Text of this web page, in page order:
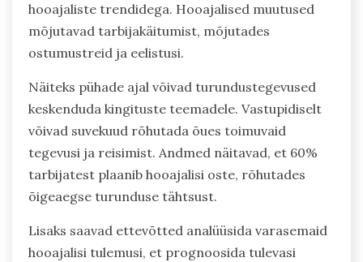
hooajaliste trendidega. Hooajalised muutused
mõjutavad tarbijakäitumist, mõjutades
ostumustreid ja eelistusi.
Näiteks pühade ajal võivad turundustegevused
keskenduda kingituste teemadele. Vastupidiselt
võivad suvekuud rõhutada õues toimuvaid
tegevusi ja reisimist. Andmed näitavad, et 60%
tarbijatest plaanib hooajalisi oste, rõhutades
õigeaegse turunduse tähtsust.
Lisaks saavad ettevõtted analüüsida varasemaid
hooajalisi tulemusi, et prognoosida tulevasi